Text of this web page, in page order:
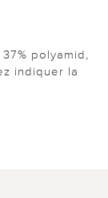
polyamid,
indiquer la